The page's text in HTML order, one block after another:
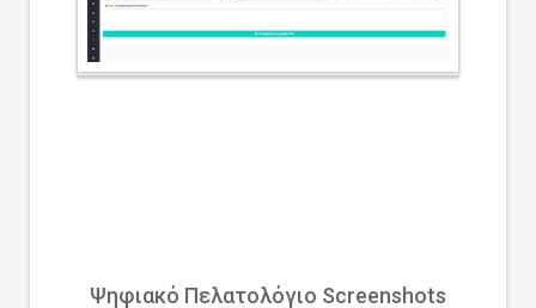
Ψηφιακό Πελατολόγιο Screenshots